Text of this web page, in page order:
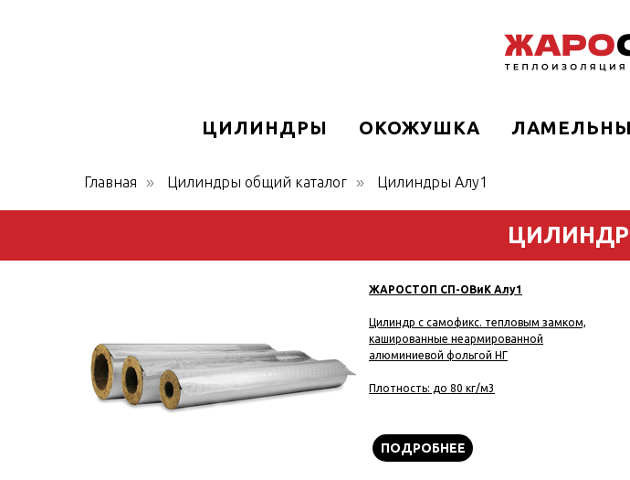
ЦИЛИНДРЫ ОКОЖУШКА
Главная » Цилиндры общий каталог » Цилиндры Алу1
ЖАРОСТОП СП-ОВиК Алу1
Цилиндр c самофикс. тепловым замком,
кашированные неармированной
алюминиевой фольгой НГ
Плотность: до 80 кг/м3
ПОДРОБНЕЕ